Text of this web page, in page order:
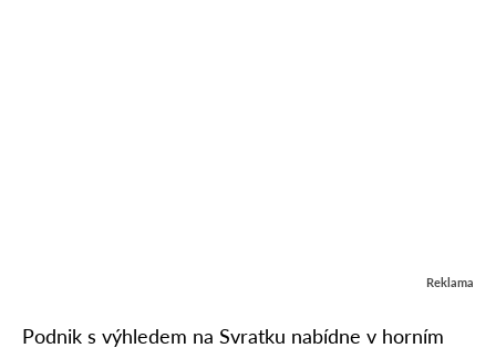
Reklama
Podnik s výhledem na Svratku nabídne v horním